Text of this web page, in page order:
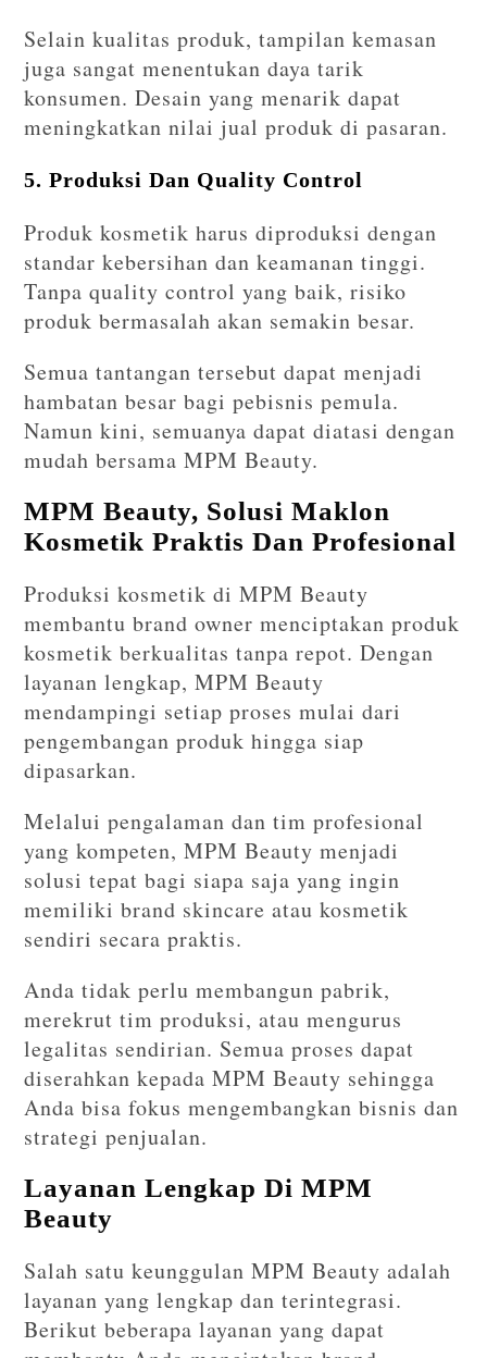
Selain kualitas produk, tampilan kemasan
juga sangat menentukan daya tarik
konsumen. Desain yang menarik dapat
meningkatkan nilai jual produk di pasaran.
5. Produksi Dan Quality Control
Produk kosmetik harus diproduksi dengan
standar kebersihan dan keamanan tinggi.
Tanpa quality control yang baik, risiko
produk bermasalah akan semakin besar.
Semua tantangan tersebut dapat menjadi
hambatan besar bagi pebisnis pemula.
Namun kini, semuanya dapat diatasi dengan
mudah bersama MPM Beauty.
MPM Beauty, Solusi Maklon
Kosmetik Praktis Dan Profesional
Produksi kosmetik di MPM Beauty
membantu brand owner menciptakan produk
kosmetik berkualitas tanpa repot. Dengan
layanan lengkap, MPM Beauty
mendampingi setiap proses mulai dari
pengembangan produk hingga siap
dipasarkan.
Melalui pengalaman dan tim profesional
yang kompeten, MPM Beauty menjadi
solusi tepat bagi siapa saja yang ingin
memiliki brand skincare atau kosmetik
sendiri secara praktis.
Anda tidak perlu membangun pabrik,
merekrut tim produksi, atau mengurus
legalitas sendirian. Semua proses dapat
diserahkan kepada MPM Beauty sehingga
Anda bisa fokus mengembangkan bisnis dan
strategi penjualan.
Layanan Lengkap Di MPM
Beauty
Salah satu keunggulan MPM Beauty adalah
layanan yang lengkap dan terintegrasi.
Berikut beberapa layanan yang dapat